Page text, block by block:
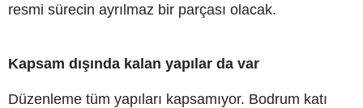
resmi sürecin ayrılmaz bir parçası olacak.
Kapsam dışında kalan yapılar da var
Düzenleme tüm yapıları kapsamıyor. Bodrum katı